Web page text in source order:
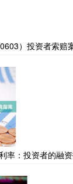
）投资者索赔
率：投资者的融